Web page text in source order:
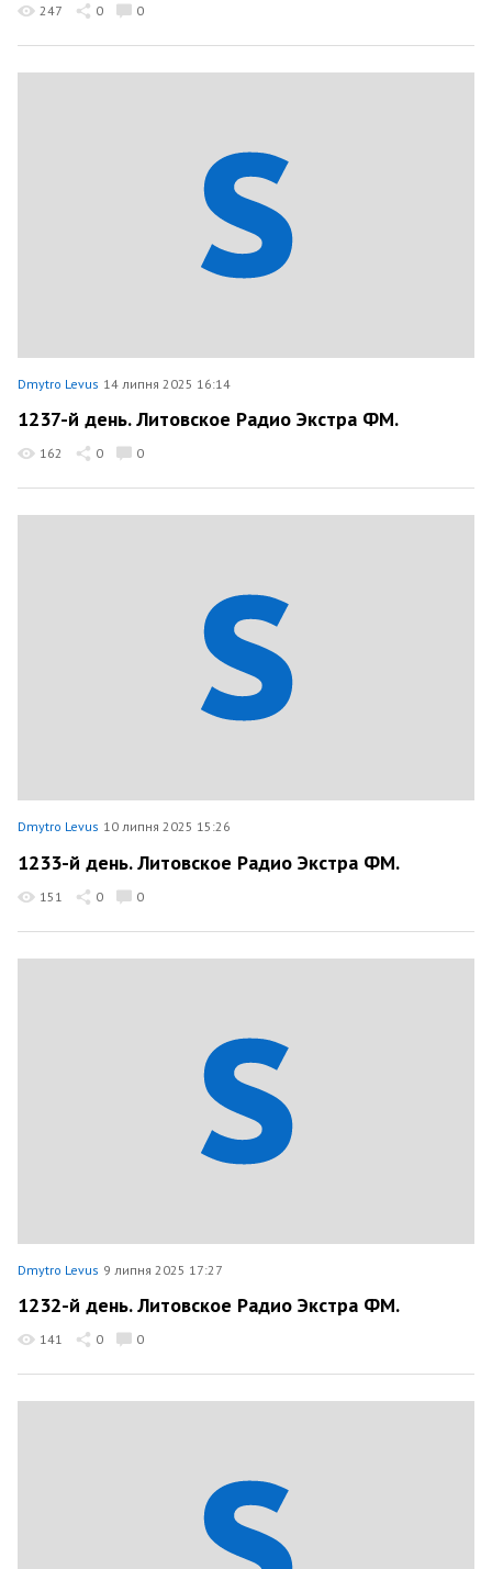
247 0 0
Dmytro Levus 14 липня 2025 16:14
1237-й день. Литовское Радио Экстра ФМ.
162 0 0
Dmytro Levus 10 липня 2025 15:26
1233-й день. Литовское Радио Экстра ФМ.
151 0 0
Dmytro Levus 9 липня 2025 17:27
1232-й день. Литовское Радио Экстра ФМ.
141 0 0